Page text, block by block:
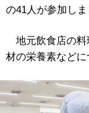
の41人が参加しま
地元飲食店の料
材の栄養素などに